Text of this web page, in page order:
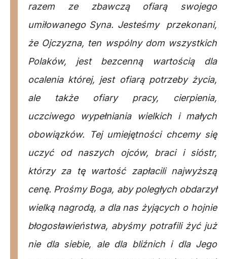
razem ze zbawczą ofiarą swojego
umiłowanego Syna. Jesteśmy przekonani,
że Ojczyzna, ten wspólny dom wszystkich
Polaków, jest bezcenną wartością dla
ocalenia której, jest ofiarą potrzeby życia,
ale także ofiary pracy, cierpienia,
uczciwego wypełniania wielkich i małych
obowiązków. Tej umiejętności chcemy się
uczyć od naszych ojców, braci i sióstr,
którzy za tę wartość zapłacili najwyższą
cenę. Prośmy Boga, aby poległych obdarzył
wielką nagrodą, a dla nas żyjących o hojnie
błogosławieństwa, abyśmy potrafili żyć już
nie dla siebie, ale dla bliźnich i dla Jego